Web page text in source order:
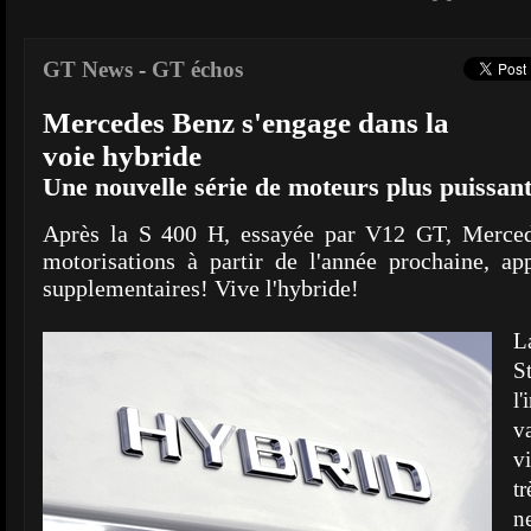
GT News - GT échos
Mercedes Benz s'engage dans la
voie hybride
Une nouvelle série de moteurs plus
Après la S 400 H, essayée par V12 GT,
motorisations à partir de l'année prochaine,
supplementaires! Vive l'hybride!